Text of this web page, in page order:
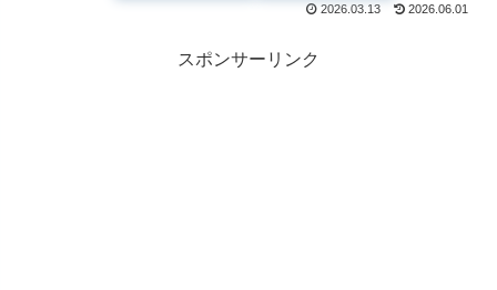
2026.03.13 2026.06.01
スポンサーリンク